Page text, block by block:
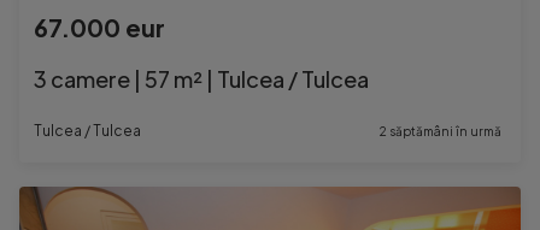
67.000 eur
3 camere | 57 m² | Tulcea / Tulcea
Tulcea / Tulcea 2 săptămâni în urmă